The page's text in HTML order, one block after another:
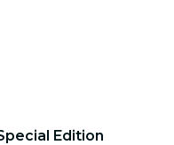
Edition